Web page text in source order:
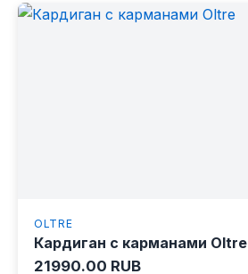
OLTRE
Кардиган с карманами Oltre
21990.00 RUB